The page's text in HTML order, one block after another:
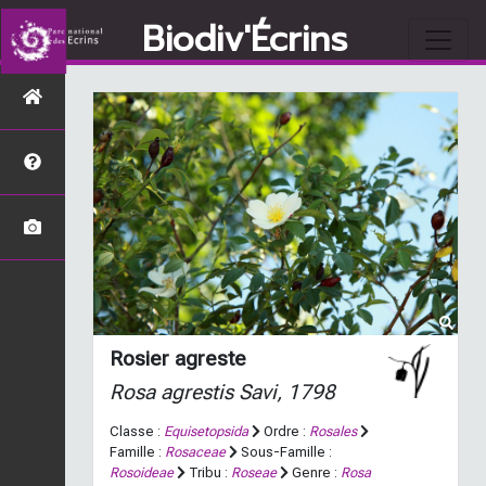
Biodiv'Écrins
Rosier agreste
Rosa agrestisSavi, 1798
Classe : Equisetopsida Ordre : Rosales
Famille : Rosaceae
Sous-Famille :
Rosoideae
Tribu : Roseae Genre : Rosa